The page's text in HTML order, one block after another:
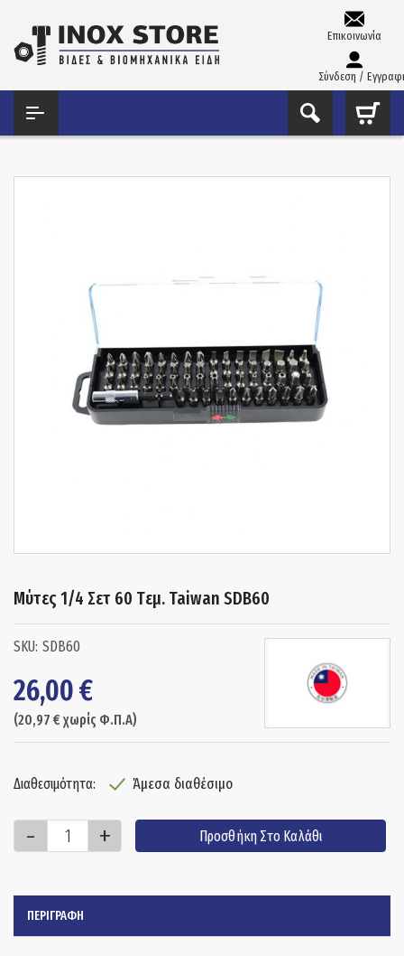
Επικοινωνία
Σύνδεση /
Μύτες 1/4 Σετ 60 Tεμ. Taiwan SDB60
SDB60
26,00€
(20,97 € χωρίς Φ.Π.Α)
Διαθεσιμότητα: Άμεσα διαθέσιμο
Προσθήκη Στο Καλάθι
ΠΕΡΙΓΡΑΦΉ